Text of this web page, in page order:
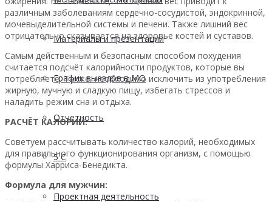
Материалы и презентации
График выездов в МО
Отчетность
5 С
Проектная деятельность
различным заболеваниям сердечно-сосудистой, эндокринной,
мочевыделительной системы и печени. Также лишний вес
отрицательно сказывается на здоровье костей и суставов.
Самым действенным и безопасным способом похудения
считается подсчёт калорийности продуктов, которые вы
потребляете. Также, необходимо исключить из употребления
жирную, мучную и сладкую пищу, избегать стрессов и
наладить режим сна и отдыха.
РАСЧЁТ КАЛОРИЙ:
Советуем рассчитывать количество калорий, необходимых
для правильного функционирования организм, с помощью
формулы Харриса-Бенедикта.
Формула для мужчин: